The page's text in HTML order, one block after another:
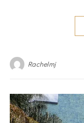
Rachelmj